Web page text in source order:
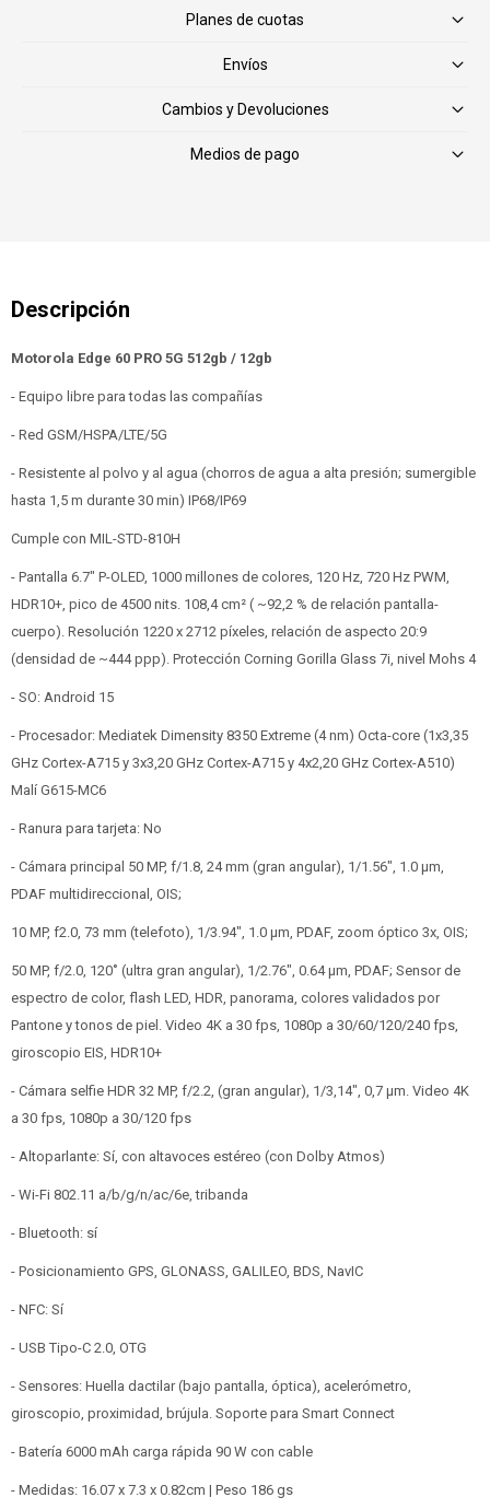
Planes de cuotas
Envíos
Cambios y Devoluciones
Medios de pago
Motorola Edge 60 PRO 5G 512gb / 12gb
- Equipo libre para todas las compañías
- Red GSM/HSPA/LTE/5G
- Resistente al polvo y al agua (chorros de agua a alta presión; sumergible
hasta 1,5 m durante 30 min) IP68/IP69
Cumple con MIL-STD-810H
- Pantalla 6.7" P-OLED, 1000 millones de colores, 120 Hz, 720 Hz PWM,
HDR10+, pico de 4500 nits. 108,4 cm² ( ~92,2 % de relación pantalla-
cuerpo). Resolución 1220 x 2712 píxeles, relación de aspecto 20:9
(densidad de ~444 ppp). Protección Corning Gorilla Glass 7i, nivel Mohs 4
- SO: Android 15
- Procesador: Mediatek Dimensity 8350 Extreme (4 nm) Octa-core (1x3,35
GHz Cortex-A715 y 3x3,20 GHz Cortex-A715 y 4x2,20 GHz Cortex-A510)
Malí G615-MC6
- Ranura para tarjeta: No
- Cámara principal 50 MP, f/1.8, 24 mm (gran angular), 1/1.56", 1.0 µm,
PDAF multidireccional, OIS;
10 MP, f2.0, 73 mm (telefoto), 1/3.94", 1.0 µm, PDAF, zoom óptico 3x, OIS;
50 MP, f/2.0, 120˚ (ultra gran angular), 1/2.76", 0.64 µm, PDAF; Sensor de
espectro de color, flash LED, HDR, panorama, colores validados por
Pantone y tonos de piel. Video 4K a 30 fps, 1080p a 30/60/120/240 fps,
giroscopio EIS, HDR10+
- Cámara selfie HDR 32 MP, f/2.2, (gran angular), 1/3,14", 0,7 µm. Video 4K
a 30 fps, 1080p a 30/120 fps
- Altoparlante: Sí, con altavoces estéreo (con Dolby Atmos)
- Wi-Fi 802.11 a/b/g/n/ac/6e, tribanda
- Bluetooth: sí
- Posicionamiento GPS, GLONASS, GALILEO, BDS, NavIC
- NFC: Sí
- USB Tipo-C 2.0, OTG
- Sensores: Huella dactilar (bajo pantalla, óptica), acelerómetro,
giroscopio, proximidad, brújula. Soporte para Smart Connect
- Batería 6000 mAh carga rápida 90 W con cable
- Medidas: 16.07 x 7.3 x 0.82cm | Peso 186 gs